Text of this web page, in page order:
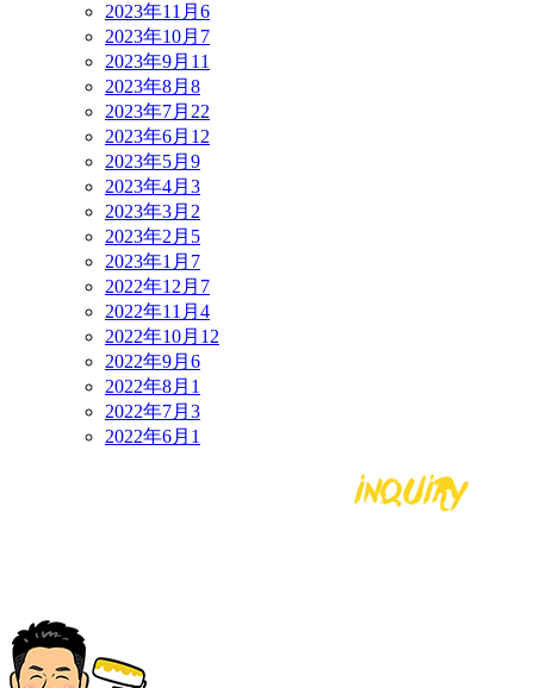
2023年11月 6
2023年10月 7
2023年9月 11
2023年8月 8
2023年7月 22
2023年6月 12
2023年5月 9
2023年4月 3
2023年3月 2
2023年2月 5
2023年1月 7
2022年12月 7
2022年11月 4
2022年10月 12
2022年9月 6
2022年8月 1
2022年7月 3
2022年6月 1